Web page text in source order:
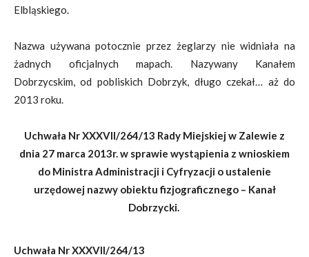
Elbląskiego.
Nazwa używana potocznie przez żeglarzy nie widniała na
żadnych oficjalnych mapach. Nazywany Kanałem
Dobrzycskim, od pobliskich Dobrzyk, długo czekał… aż do
2013 roku.
Uchwała Nr XXXVII/264/13 Rady Miejskiej w Zalewie z
dnia 27 marca 2013r. w sprawie wystąpienia z wnioskiem
do Ministra Administracji i Cyfryzacji o ustalenie
urzędowej nazwy obiektu fizjograficznego – Kanał
Dobrzycki.
Uchwała NrXXXVII/264/13